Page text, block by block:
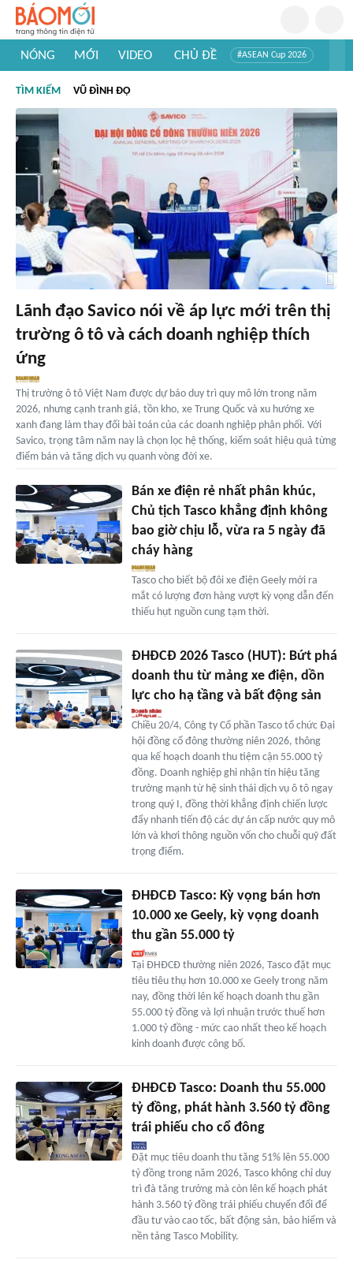
NÓNG MỚI VIDEO CHỦ ĐỀ #ASEAN Cup 2026
#Khám phá thế giới
TÌM KIẾM VŨ ĐÌNH ĐỘ
Lãnh đạo Savico nói về áp lực mới trên thị
trường ô tô và cách doanh nghiệp thích
ứng
Thị trường ô tô Việt Nam được dự báo duy trì quy mô lớn trong năm
2026, nhưng cạnh tranh giá, tồn kho, xe Trung Quốc và xu hướng xe
xanh đang làm thay đổi bài toán của các doanh nghiệp phân phối. Với
Savico, trọng tâm năm nay là chọn lọc hệ thống, kiểm soát hiệu quả từng
điểm bán và tăng dịch vụ quanh vòng đời xe.
Bán xe điện rẻ nhất phân khúc,
Chủ tịch Tasco khẳng định không
bao giờ chịu lỗ, vừa ra 5 ngày đã
cháy hàng
Tasco cho biết bộ đôi xe điện Geely mới ra
mắt có lượng đơn hàng vượt kỳ vọng dẫn đến
thiếu hụt nguồn cung tạm thời.
ĐHĐCĐ 2026 Tasco (HUT): Bứt phá
doanh thu từ mảng xe điện, dồn
lực cho hạ tầng và bất động sản
Chiều 20/4, Công ty Cổ phần Tasco tổ chức Đại
hội đồng cổ đông thường niên 2026, thông
qua kế hoạch doanh thu tiệm cận 55.000 tỷ
đồng. Doanh nghiệp ghi nhận tín hiệu tăng
trưởng mạnh từ hệ sinh thái dịch vụ ô tô ngay
trong quý I, đồng thời khẳng định chiến lược
đẩy nhanh tiến độ các dự án cấp nước quy mô
lớn và khơi thông nguồn vốn cho chuỗi quỹ đất
trọng điểm.
ĐHĐCĐ Tasco: Kỳ vọng bán hơn
10.000 xe Geely, kỳ vọng doanh
thu gần 55.000 tỷ
Tại ĐHĐCĐ thường niên 2026, Tasco đặt mục
tiêu tiêu thụ hơn 10.000 xe Geely trong năm
nay, đồng thời lên kế hoạch doanh thu gần
55.000 tỷ đồng và lợi nhuận trước thuế hơn
1.000 tỷ đồng - mức cao nhất theo kế hoạch
kinh doanh được công bố.
ĐHĐCĐ Tasco: Doanh thu 55.000
tỷ đồng, phát hành 3.560 tỷ đồng
trái phiếu cho cổ đông
Đặt mục tiêu doanh thu tăng 51% lên 55.000
tỷ đồng trong năm 2026, Tasco không chỉ duy
trì đà tăng trưởng mà còn lên kế hoạch phát
hành 3.560 tỷ đồng trái phiếu chuyển đổi để
đầu tư vào cao tốc, bất động sản, bảo hiểm và
nền tảng Tasco Mobility.